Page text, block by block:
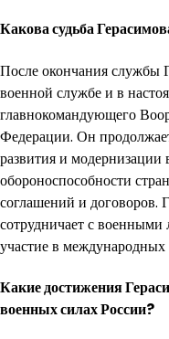
Какова судьба
После окончания службы
военной службе и в
главнокомандующего
Федерации. Он
развития и
обороноспособности
соглашений и договоров.
сотрудничает с
участие в
Какие достижения
военных силах России?